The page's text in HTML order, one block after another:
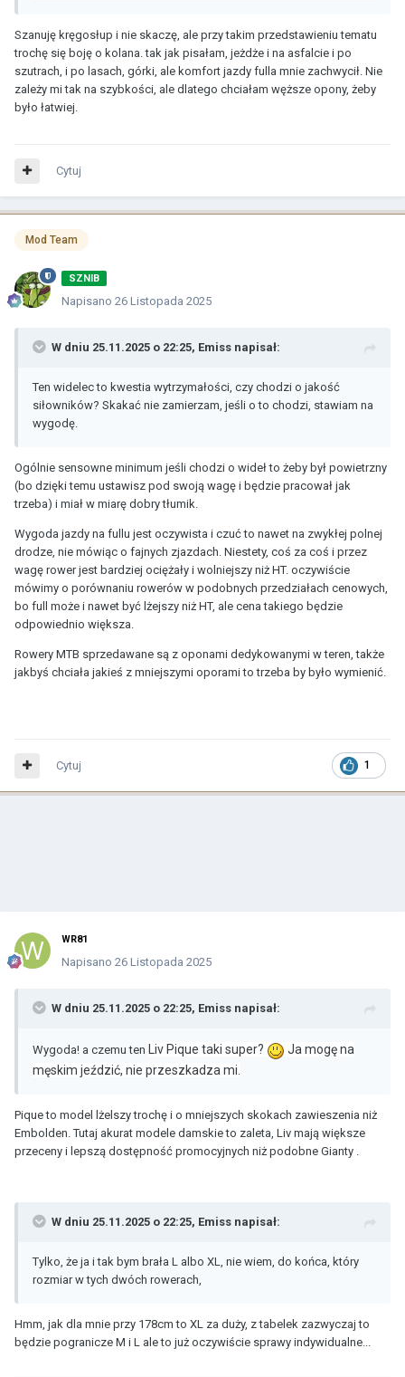
Szanuję kręgosłup i nie skaczę, ale przy takim przedstawieniu tematu
trochę się boję o kolana. tak jak pisałam, jeżdże i na asfalcie i po
szutrach, i po lasach, górki, ale komfort jazdy fulla mnie zachwycił. Nie
zależy mi tak na szybkości, ale dlatego chciałam węższe opony, żeby
było łatwiej.
Cytuj
Mod Team
SZNIB
Napisano 26 Listopada 2025
W dniu 25.11.2025 o 22:25, Emiss napisał:
Ten widelec to kwestia wytrzymałości, czy chodzi o jakość
siłowników? Skakać nie zamierzam, jeśli o to chodzi, stawiam na
wygodę.
Ogólnie sensowne minimum jeśli chodzi o wideł to żeby był powietrzny
(bo dzięki temu ustawisz pod swoją wagę i będzie pracował jak
trzeba) i miał w miarę dobry tłumik.
Wygoda jazdy na fullu jest oczywista i czuć to nawet na zwykłej polnej
drodze, nie mówiąc o fajnych zjazdach. Niestety, coś za coś i przez
wagę rower jest bardziej ociężały i wolniejszy niż HT. oczywiście
mówimy o porównaniu rowerów w podobnych przedziałach cenowych,
bo full może i nawet być lżejszy niż HT, ale cena takiego będzie
odpowiednio większa.
Rowery MTB sprzedawane są z oponami dedykowanymi w teren, także
jakbyś chciała jakieś z mniejszymi oporami to trzeba by było wymienić.
1
Cytuj
WR81
Napisano 26 Listopada 2025
W dniu 25.11.2025 o 22:25, Emiss napisał:
Wygoda! a czemu ten Liv Pique taki super?
Ja mogę na
męskim jeździć, nie przeszkadza mi.
Pique to model lżelszy trochę i o mniejszych skokach zawieszenia niż
Embolden. Tutaj akurat modele damskie to zaleta, Liv mają większe
przeceny i lepszą dostępność promocyjnych niż podobne Gianty .
W dniu 25.11.2025 o 22:25, Emiss napisał:
Tylko, że ja i tak bym brała L albo XL, nie wiem, do końca, który
rozmiar w tych dwóch rowerach,
Hmm, jak dla mnie przy 178cm to XL za duży, z tabelek zazwyczaj to
będzie pogranicze M i L ale to już oczywiście sprawy indywidualne...